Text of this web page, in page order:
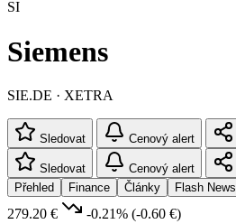
SI
Siemens
SIE.DE · XETRA
Sledovat Cenový alert
Sledovat
Cenový alert
Přehled
Finance Články Flash News
279.20 € -0.21% (-0.60 €)